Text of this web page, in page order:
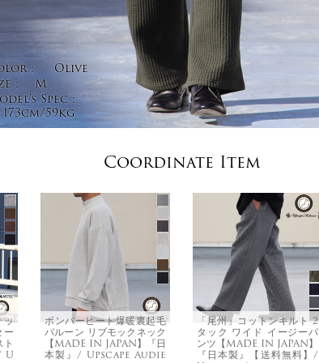
:
Olive
:
M
Spec :
173cm/59kg
Coordinate Item
ッ
U
ボンバーヒート爆暖裏起毛
バルーン リブモックネック
【MADE IN JAPAN】『日
本製』/ Upscape Audie
「尾州」コットンキルト 2
タック ワイド イージーパ
ンツ【MADE IN JAPAN】
『日本製』【送料無料】/